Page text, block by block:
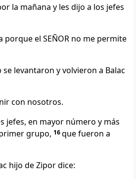
la mañana y les dijo a los jefes
el SEÑOR no me permite
se levantaron y volvieron a Balac
con nosotros.
jefes, en mayor número y más
grupo, 16que fueron a
hijo de Zipor dice: